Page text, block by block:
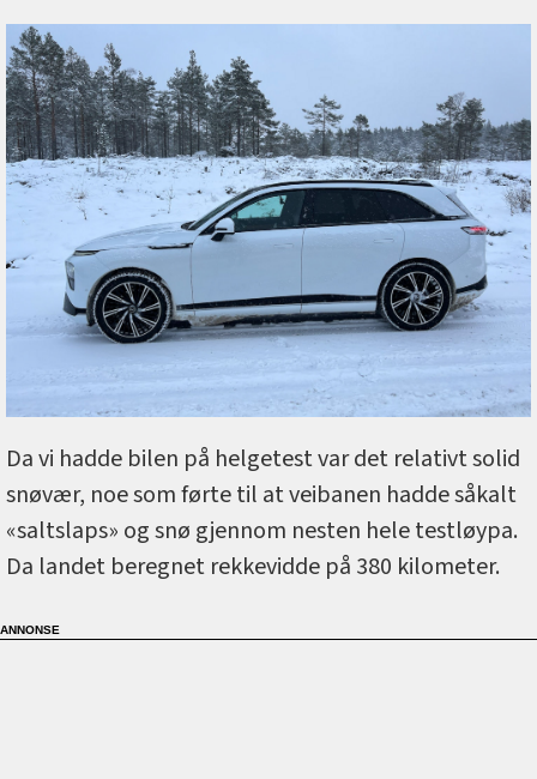
Da vi hadde bilen på helgetest var det relativt solid
snøvær, noe som førte til at veibanen hadde såkalt
«saltslaps» og snø gjennom nesten hele testløypa.
Da landet beregnet rekkevidde på 380 kilometer.